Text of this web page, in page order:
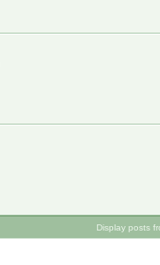
Display posts